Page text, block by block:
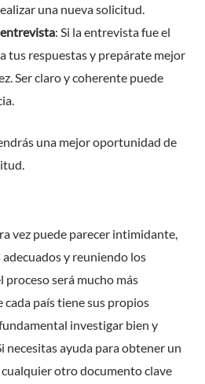
una nueva solicitud.
: Si la entrevista fue el
tus respuestas y prepárate mejor
Ser claro y coherente puede
una mejor oportunidad de
vez puede parecer intimidante,
y reuniendo los
será mucho más
cada país tiene sus propios
investigar bien y
necesitas ayuda para obtener un
otro documento clave